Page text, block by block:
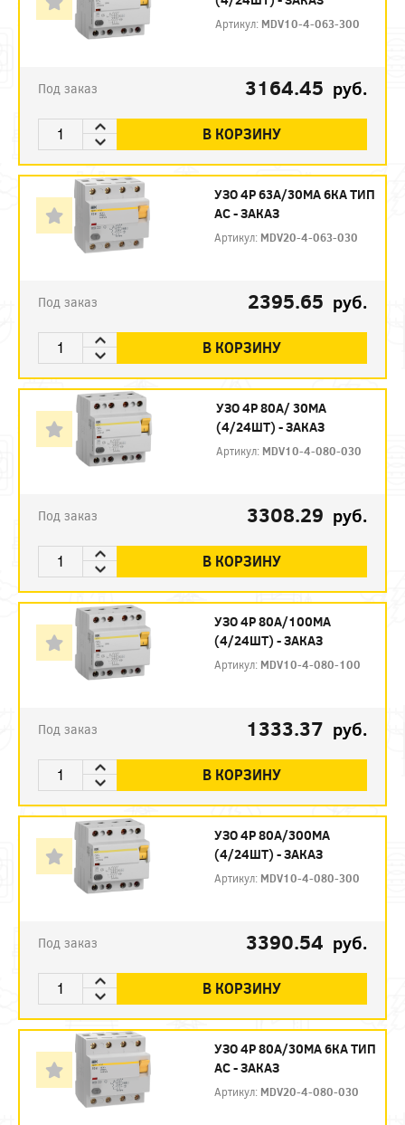
Артикул: MDV10-4-063-300
Под заказ 3164.45 руб.
В КОРЗИНУ
УЗО 4P 63А/30МА 6КА ТИП
АС - ЗАКАЗ
Артикул: MDV20-4-063-030
Под заказ 2395.65 руб.
В КОРЗИНУ
УЗО 4P 80А/ 30МА
(4/24ШТ) - ЗАКАЗ
Артикул: MDV10-4-080-030
Под заказ 3308.29 руб.
В КОРЗИНУ
УЗО 4P 80А/100МА
(4/24ШТ) - ЗАКАЗ
Артикул: MDV10-4-080-100
Под заказ 1333.37 руб.
В КОРЗИНУ
УЗО 4P 80А/300МА
(4/24ШТ) - ЗАКАЗ
Артикул: MDV10-4-080-300
Под заказ 3390.54 руб.
В КОРЗИНУ
УЗО 4P 80А/30МА 6КА ТИП
АС - ЗАКАЗ
Артикул: MDV20-4-080-030